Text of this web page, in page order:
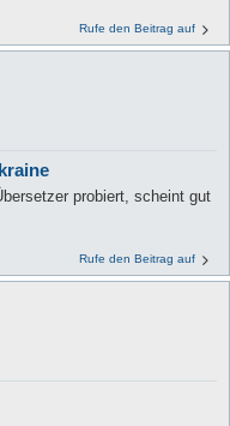
Rufe den Beitrag auf
probiert, scheint gut
Rufe den Beitrag auf